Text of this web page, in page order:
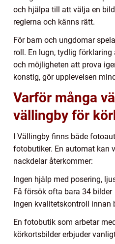
och hjälpa till att välja en
reglerna och känns rätt.
För barn och ungdomar
roll. En lugn, tydlig
och möjligheten att prova
konstig, gör upplevelsen
Varför många
vällingby för
I Vällingby finns både
fotobutiker. En automat kan
nackdelar återkommer:
Ingen hjälp med posering,
Få försök ofta bara 34 bilder
Ingen kvalitetskontroll innan
En fotobutik som arbetar
körkortsbilder erbjuder